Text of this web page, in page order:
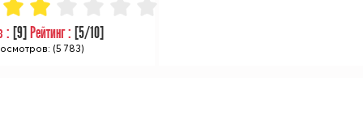
: [9] Рейтинг : [5/10]
(5 783)